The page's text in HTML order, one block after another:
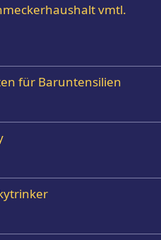
vmtl.
für Baruntensilien